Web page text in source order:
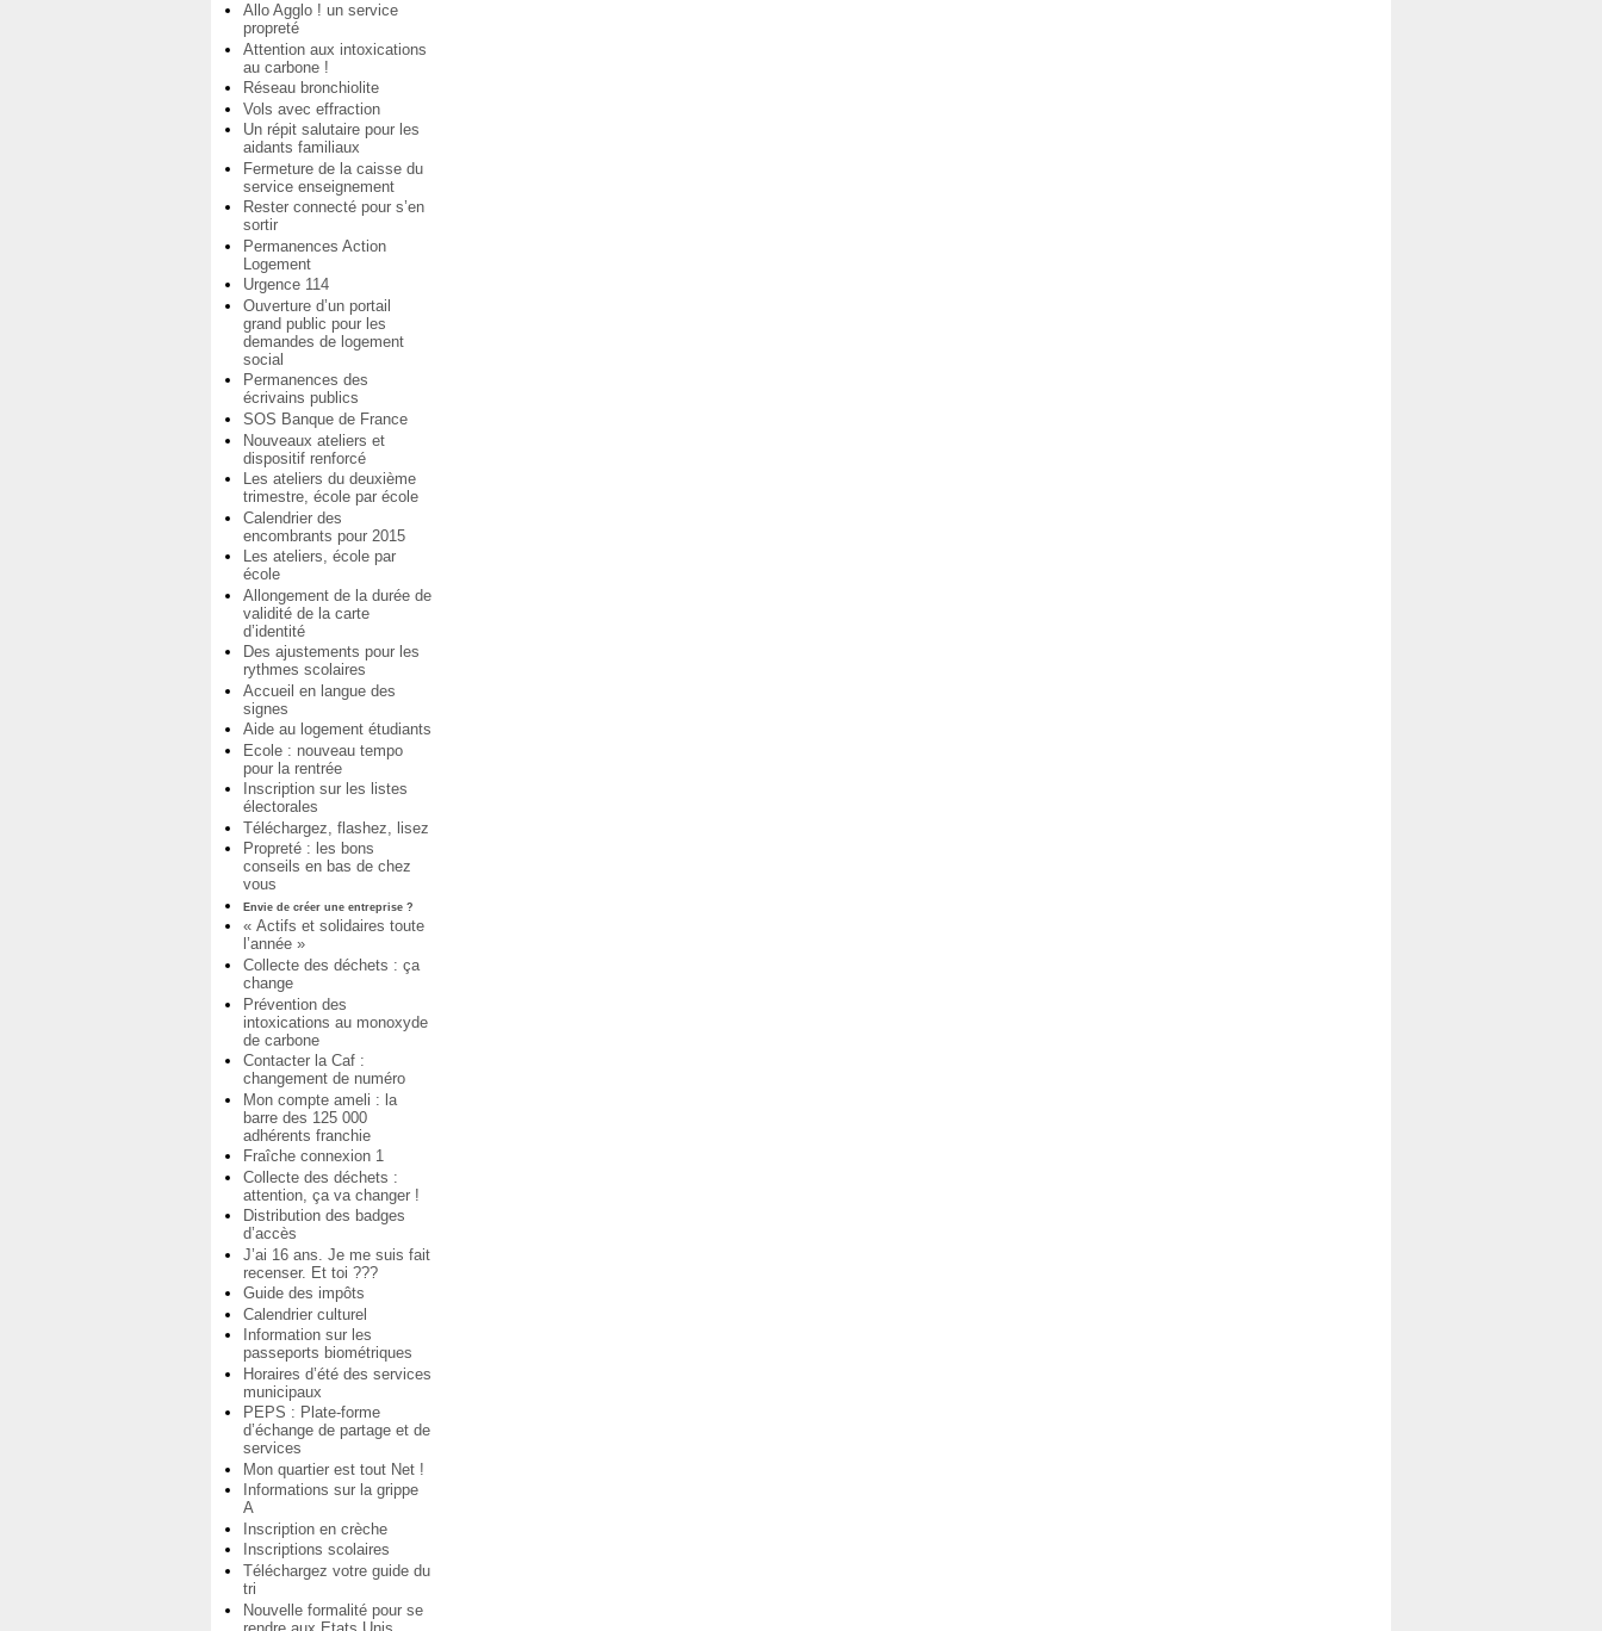
Allo Agglo ! un service
propreté
Attention aux intoxications
au carbone !
Réseau bronchiolite
Vols avec effraction
Un répit salutaire pour les
aidants familiaux
Fermeture de la caisse du
service enseignement
Rester connecté pour s’en
sortir
Permanences Action
Logement
Urgence 114
Ouverture d’un portail
grand public pour les
demandes de logement
social
Permanences des
écrivains publics
SOS Banque de France
Nouveaux ateliers et
dispositif renforcé
Les ateliers du deuxième
trimestre, école par école
Calendrier des
encombrants pour 2015
Les ateliers, école par
école
Allongement de la durée de
validité de la carte
d’identité
Des ajustements pour les
rythmes scolaires
Accueil en langue des
signes
Aide au logement étudiants
Ecole : nouveau tempo
pour la rentrée
Inscription sur les listes
électorales
Téléchargez, flashez, lisez
Propreté : les bons
conseils en bas de chez
vous
Envie de créer une entreprise ?
« Actifs et solidaires toute
l’année »
Collecte des déchets : ça
change
Prévention des
intoxications au monoxyde
de carbone
Contacter la Caf :
changement de numéro
Mon compte ameli : la
barre des 125 000
adhérents franchie
Fraîche connexion 1
Collecte des déchets :
attention, ça va changer !
Distribution des badges
d’accès
J’ai 16 ans. Je me suis fait
recenser. Et toi ???
Guide des impôts
Calendrier culturel
Information sur les
passeports biométriques
Horaires d’été des services
municipaux
PEPS : Plate-forme
d’échange de partage et de
services
Mon quartier est tout Net !
Informations sur la grippe
A
Inscription en crèche
Inscriptions scolaires
Téléchargez votre guide du
tri
Nouvelle formalité pour se